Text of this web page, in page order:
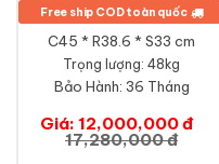
Free ship COD toàn quốc
C45 * R38.6 * S33 cm
Trọng lượng: 48kg
Bảo Hành: 36 Tháng
Giá: 12,000,000 đ
17,280,000 đ